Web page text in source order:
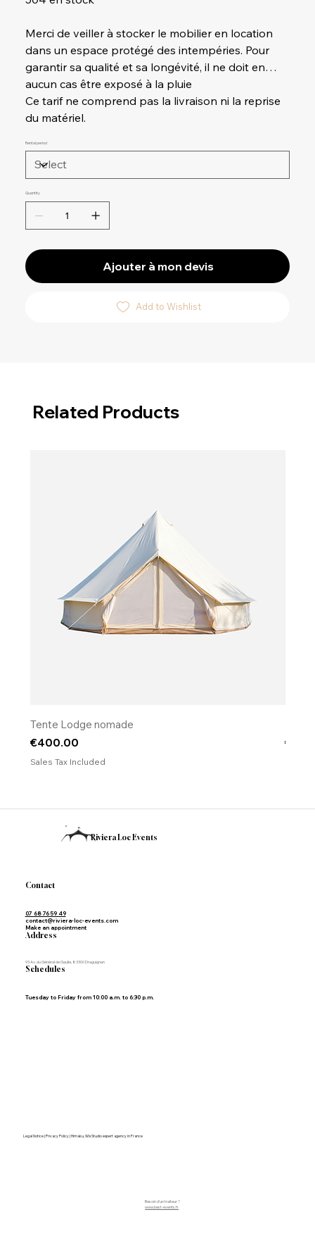
Merci de veiller à stocker le mobilier en location
dans un espace protégé des intempéries. Pour
garantir sa qualité et sa longévité, il ne doit en
aucun cas être exposé à la pluie
Ce tarif ne comprend pas la livraison ni la reprise
du matériel.
Rental period
Quantity
Ajouter à mon devis
Add to Wishlist
Related Products
Tente Lodge nomade
Price
€400.00
Sales Tax Included
Price
Riviera Loc Events
Contact
07 68 76 59 49
contact@riviera-loc-events.com
Make an appointment
Address
93 Av. du Général de Gaulle, 83300 Draguignan
Schedules
Tuesday to Friday from 10:00 a.m. to 6:30 p.m.
Besoin d'un traiteur ?
www.best-events.fr
Legal Notice | Privacy Policy | Himaku, Wix Studio expert agency in France